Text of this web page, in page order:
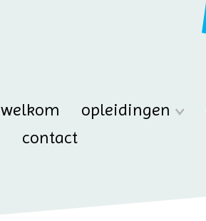
welkom opleidingen
contact